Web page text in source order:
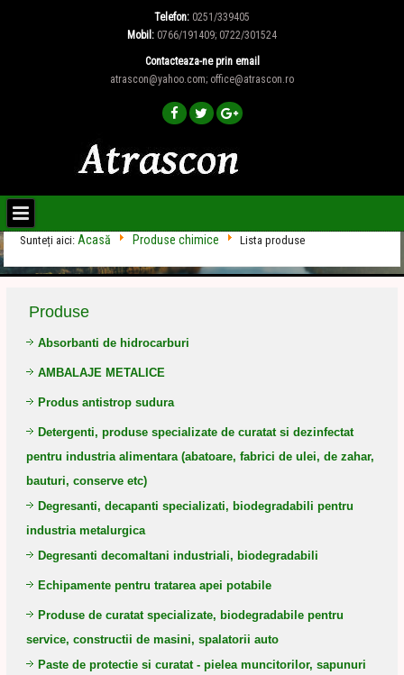
Telefon: 0251/339405
Mobil: 0766/191409; 0722/301524
Contacteaza-ne prin email
atrascon@yahoo.com; office@atrascon.ro
Sunteți aici: Acasă Produse chimice Lista produse
Produse
Absorbanti de hidrocarburi
AMBALAJE METALICE
Produs antistrop sudura
Detergenti, produse specializate de curatat si dezinfectat
pentru industria alimentara (abatoare, fabrici de ulei, de zahar,
bauturi, conserve etc)
Degresanti, decapanti specializati, biodegradabili pentru
industria metalurgica
Degresanti decomaltani industriali, biodegradabili
Echipamente pentru tratarea apei potabile
Produse de curatat specializate, biodegradabile pentru
service, constructii de masini, spalatorii auto
Paste de protectie si curatat - pielea muncitorilor, sapunuri